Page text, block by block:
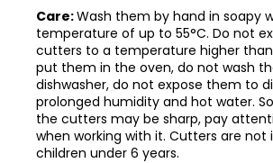
Care:Wash them by hand in soapy
temperature of up to 55°C. Do not
cutters to a temperature higher than
put them in the oven, do not wash
dishwasher, do not expose them to
prolonged humidity and hot water.
the cutters may be sharp, pay
when working with it. Cutters are
children under 6 years.